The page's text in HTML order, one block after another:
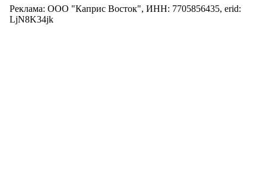
Реклама: ООО "Каприс Восток", ИНН: 7705856435, erid:
LjN8K34jk